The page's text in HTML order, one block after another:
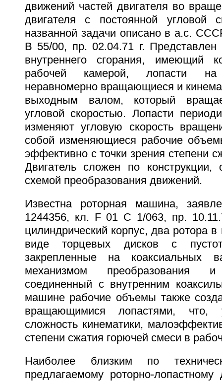
движений частей двигателя во
двигателя с постоянной угловой
названной задачи описано в а.с.
В 55/00, пр. 02.04.71 г. Представлен
внутреннего сгорания, имеющий
рабочей камерой, лопасти
неравномерно вращающиеся и
выходным валом, который
угловой скоростью. Лопасти
изменяют угловую скорость
собой изменяющиеся рабочие
эффективно с точки зрения степени
Двигатель сложен по конструкции,
схемой преобразования движений.
Известна роторная машина,
1244356, кл. F 01 C 1/063, пр.
цилиндрический корпус, два ротора
виде торцевых дисков с
закрепленные на коаксиальных
механизмом преобразования
соединенный с внутренним
машине рабочие объемы также
вращающимися лопастями, что,
сложность кинематики,
степени сжатия горючей смеси в
Наиболее близким по
предлагаемому роторно-лопастному